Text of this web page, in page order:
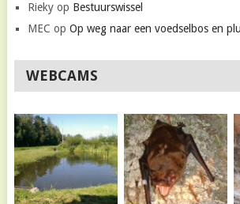
Riekyop Bestuurswissel
MEC op Op weg naar een voedselbos en
WEBCAMS